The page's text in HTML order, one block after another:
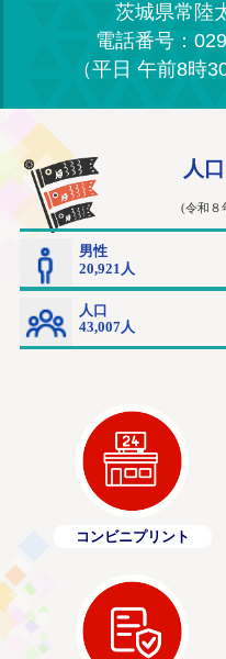
茨城県常陸
電話番号：
（平日 午前8時
コンビニプリント